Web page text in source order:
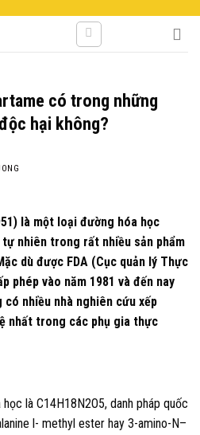
có trong những
hại không?
là một loại đường hóa học
nhiên trong rất nhiều sản phẩm
dù được FDA (Cục quản lý Thực
phép vào năm 1981 và đến nay
nhiều nhà nghiên cứu xếp
nhất trong các phụ gia thực
là C14H18N2O5, danh pháp quốc
l- methyl ester hay 3-amino-N–